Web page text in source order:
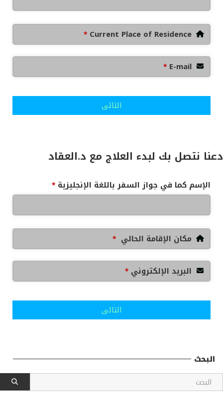
Current Place of Residence
*
E-mail
*
التالى
دعنا نتصل بك لبدء العلاج مع د.العقاد
الإسم كما في جواز السفر باللغة الإنجليزية *
مكان الإقامة الحالي *
البريد الإلكتروني *
التالى
البحث